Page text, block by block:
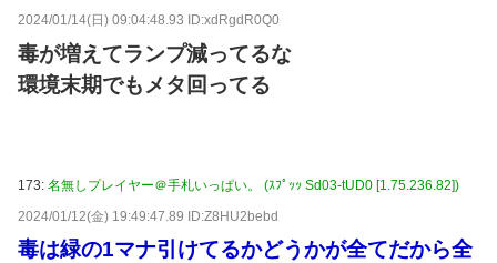
2024/01/14(日) 09:04:48.93 ID:xdRgdR0Q0
毒が増えてランプ減ってるな
環境末期でもメタ回ってる
173: 名無しプレイヤー＠手札いっぱい。 (ｽﾌﾟｯｯ Sd03-tUD0 [1.75.236.82])
2024/01/12(金) 19:49:47.89 ID:Z8HU2bebd
毒は緑の1マナ引けてるかどうかが全てだから全